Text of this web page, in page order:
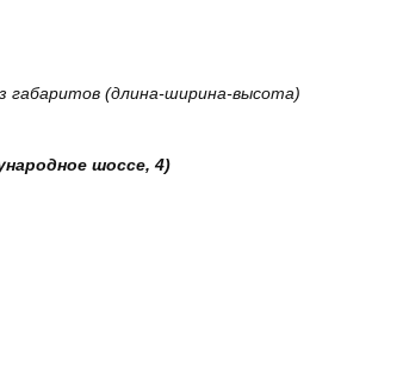
габаритов (длина-ширина-высота)
шоссе, 4)